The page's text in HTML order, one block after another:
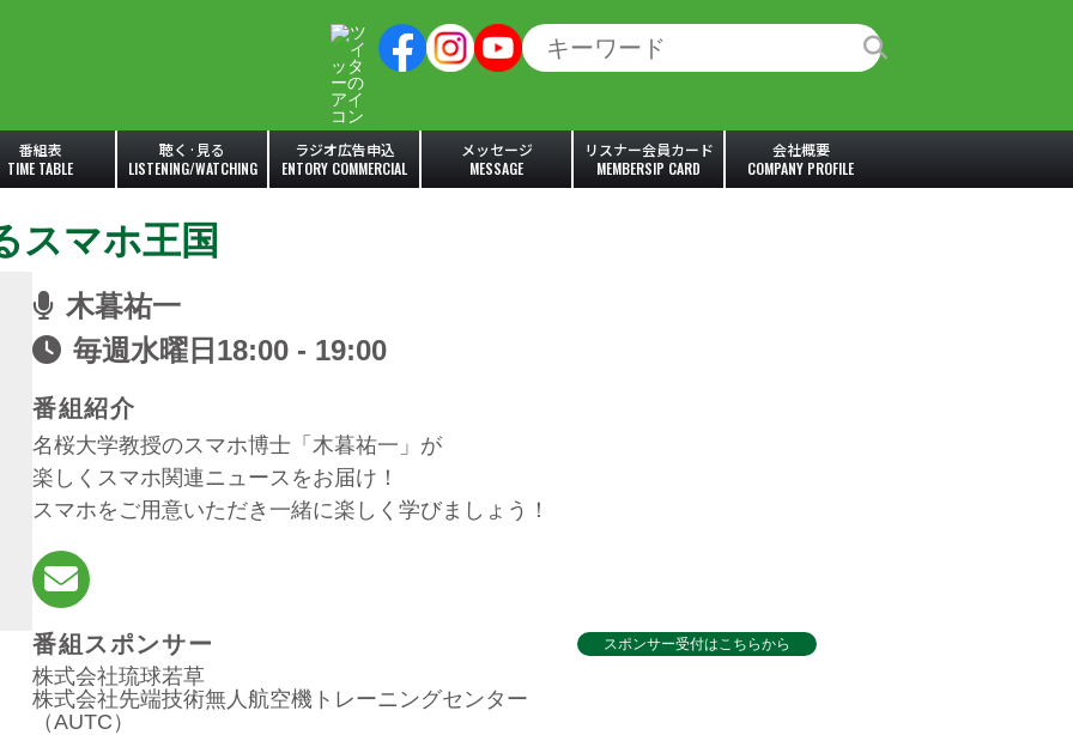
番組表
TIME TABLE
聴く·見る
LISTENING/WATCHING
ラジオ広告申込
ENTORY COMMERCIAL
メッセージ
MESSAGE
リスナー会員カード
MEMBERSIP CARD
会社概要
COMPANY PROFILE
スマホ王国
木暮祐一
毎週水曜日18:00 - 19:00
番組紹介
名桜大学教授のスマホ博士「木暮祐一」が
楽しくスマホ関連ニュースをお届け！
スマホをご用意いただき一緒に楽しく学びましょう！
番組スポンサー
株式会社琉球若草
株式会社先端技術無人航空機トレーニングセンター
（AUTC）
スポンサー受付はこちらから